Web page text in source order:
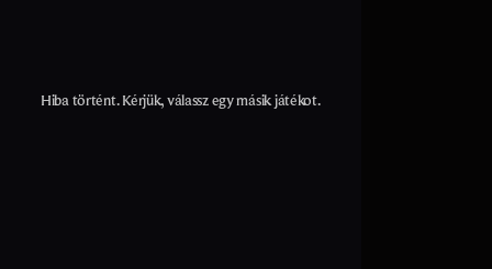
Hiba történt. Kérjük, válassz egy másik játékot.